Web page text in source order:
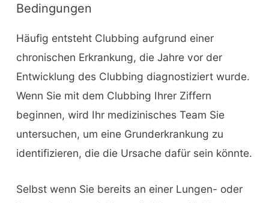
Bedingungen
Häufig entsteht Clubbing aufgrund einer
chronischen Erkrankung, die Jahre vor der
Entwicklung des Clubbing diagnostiziert wurde.
Wenn Sie mit dem Clubbing Ihrer Ziffern
beginnen, wird Ihr medizinisches Team Sie
untersuchen, um eine Grunderkrankung zu
identifizieren, die die Ursache dafür sein könnte.
Selbst wenn Sie bereits an einer Lungen- oder